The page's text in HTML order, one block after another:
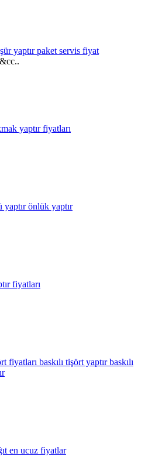
yaptır paket servis fiyat
yaptır fiyatları
yaptır önlük yaptır
fiyatları
fiyatları baskılı tişört yaptır baskılı
en ucuz fiyatlar